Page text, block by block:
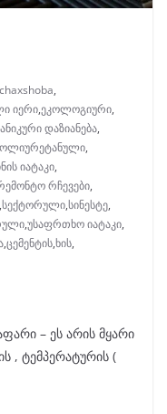
,
იერი,ეკოლოგიური,
დაზიანება,
,
იატაკი,
რჩევები,
,სექტორული,სინესტე,
,უსაფრთხო იატაკი,
,ცემენტის,ხის,
– ეს არის მყარი
, ტემპერატურის (